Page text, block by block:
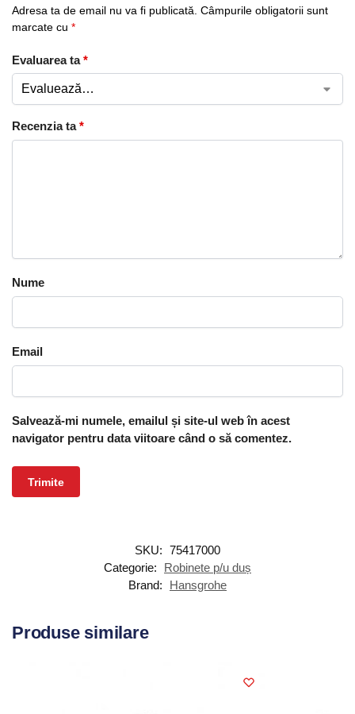
Adresa ta de email nu va fi publicată. Câmpurile obligatorii sunt
marcate cu *
Evaluarea ta*
Recenzia ta*
Nume
Email
Salvează-mi numele, emailul și site-ul web în acest
navigator pentru data viitoare când o să comentez.
SKU: 75417000
Categorie:
Robinete p/u duș
Brand:
Hansgrohe
Produse similare